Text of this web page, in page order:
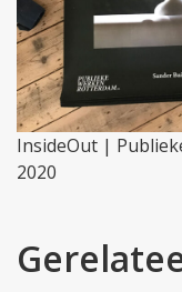
InsideOut |
2020